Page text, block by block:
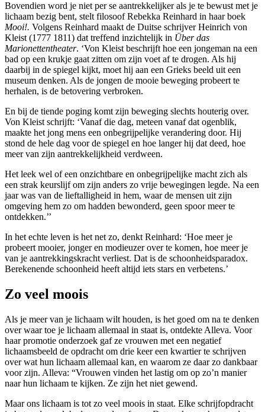
Bovendien word je niet per se aan­trekkelijker als je te bewust met je
lichaam bezig bent, stelt filosoof Rebekka Reinhard in haar boek
Mooi!. Volgens Reinhard maakt de Duitse schrijver Heinrich von
Kleist (1777­ 1811) dat treffend inzichtelijk in Über das
Marionettentheater. ‘Von Kleist beschrijft hoe een jongeman na een
bad op een krukje gaat zitten om zijn voet af te drogen. Als hij
daarbij in de spiegel kijkt, moet hij aan een Grieks beeld uit een
museum denken. Als de jongen de mooie beweging probeert te
herhalen, is de betovering verbroken.
En bij de tiende poging komt zijn beweging slechts houterig over.
Von Kleist schrijft: ‘Vanaf die dag, meteen vanaf dat ogenblik,
maakte het jong­ mens een onbegrijpelijke verandering door. Hij
stond de hele dag voor de spiegel en hoe langer hij dat deed, hoe
meer van zijn aantrekkelijkheid verdween.
Het leek wel of een onzicht­bare en onbegrijpelijke macht zich als
een strak keurslijf om zijn anders zo vrije bewegingen legde. Na een
jaar was van de lieftalligheid in hem, waar de mensen uit zijn
omgeving hem zo om hadden bewonderd, geen spoor meer te
ontdekken.’’
In het echte leven is het net zo, denkt Reinhard: ‘Hoe meer je
probeert mooier, jonger en modieuzer over te komen, hoe meer je
van je aantrekkingskracht verliest. Dat is de schoonheidsparadox.
Bere­kenende schoonheid heeft altijd iets stars en verbetens.’
Zo veel moois
Als je meer van je lichaam wilt houden, is het goed om na te denken
over waar­ toe je lichaam allemaal in staat is, ontdekte Alleva. Voor
haar promotie­ onderzoek gaf ze vrouwen met een negatief
lichaamsbeeld de opdracht om drie keer een kwartier te schrijven
over wat hun lichaam allemaal kan, en waarom ze daar zo dankbaar
voor zijn. Alleva: “Vrouwen vinden het lastig om op zo’n manier
naar hun lichaam te kijken. Ze zijn het niet gewend.
Maar ons lichaam is tot zo veel moois in staat. Elke schrijfopdracht